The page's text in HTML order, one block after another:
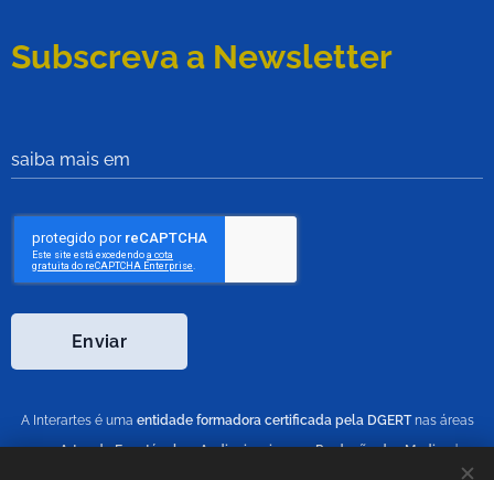
Subscreva a Newsletter
saiba mais em
Enviar
A Interartes é uma entidade formadora certificada pela DGERTnas áreas
212 -Artes do Espetáculo e Audiovisuais; 213 -Produção dos Media, de